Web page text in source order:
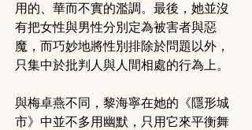
用的、華而不實的濫調。最後，她並沒
有把女性與男性分別定為被害者與惡
魔，而巧妙地將性別排除於問題以外，
只集中於批判人與人間相處的行為上。
與梅卓燕不同，黎海寧在她的《隱形城
市》中並不多用幽默，只用它來平衡舞